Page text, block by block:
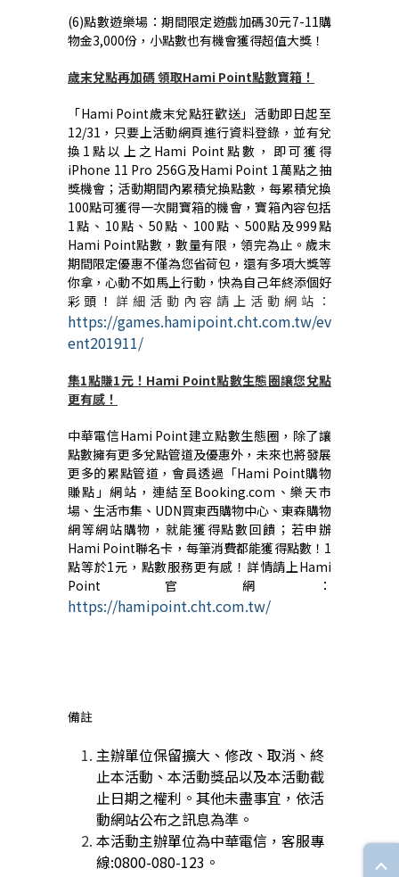
(6)點數遊樂場：期間限定遊戲加碼30元7-11購
物金3,000份，小點數也有機會獲得超值大獎！
歲末兌點再加碼領取Hami Point點數寶箱！
「Hami Point歲末兌點狂歡送」活動即日起至
12/31 ，只要上活動網頁進行資料登錄，並有兌
換 1 點以上之 Hami Point點數，即可獲得
iPhone 11 Pro 256G及Hami Point 1萬點之抽
獎機會；活動期間內累積兌換點數，每累積兌換
100點可獲得一次開寶箱的機會，寶箱內容包括
1點、 10點、50點、 100點、 500點及999點
Hami Point點數，數量有限，領完為止。歲末
期間限定優惠不僅為您省荷包，還有多項大獎等
你拿，心動不如馬上行動，快為自己年終添個好
彩頭！ 詳細活動內容請上活動網站：
https://games.hamipoint.cht.com.tw/ev
ent201911/
集1點賺1元！ Hami Point點數生態圈讓您兌點
更有感！
中華電信Hami Point建立點數生態圈，除了讓
點數擁有更多兌點管道及優惠外，未來也將發展
更多的累點管道，會員透過「Hami Point購物
賺點」網站，連結至Booking.com 、樂天市
場、生活市集、 UDN買東西購物中心、東森購物
網等網站購物，就能獲得點數回饋；若申辦
Hami Point聯名卡，每筆消費都能獲得點數！ 1
點等於1元，點數服務更有感！詳情請上Hami
Point 官網：
https://hamipoint.cht.com.tw/
備註
主辦單位保留擴大、修改、取消、終
止本活動、本活動獎品以及本活動截
止日期之權利。其他未盡事宜，依活
動網站公布之訊息為準。
本活動主辦單位為中華電信，客服專
線:0800-080-123。